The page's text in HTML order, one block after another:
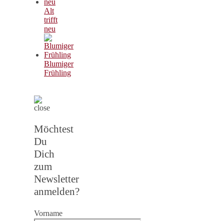
Alt
trifft
neu
Blumiger
Frühling
Möchtest
Du
Dich
zum
Newsletter
anmelden?
Vorname